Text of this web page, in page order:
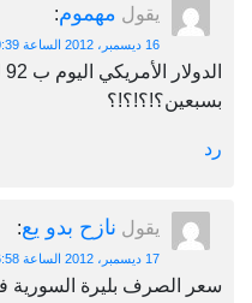
يقول مهموم:
16 ديسمبر، 2012 الساعة 10:39 م
بسبعين؟!؟!؟!؟
رد
يقول نازح بدو يع:
17 ديسمبر، 2012 الساعة 6:58 م
سعر الصرف بليرة